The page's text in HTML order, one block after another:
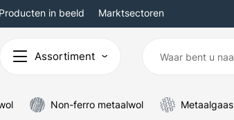
Producten in beeld Marktsectoren
Assortiment
Non-ferro metaalwol Metaalgaas